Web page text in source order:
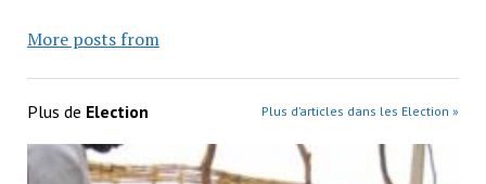
More posts from
Plus de Election Plus d’articles dans les Election »